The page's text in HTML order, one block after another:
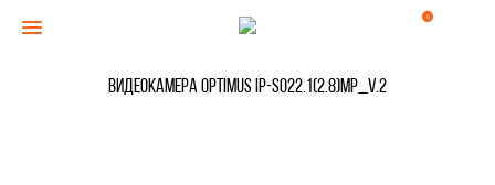
0
Видеокамера Optimus IP-S022.1(2.8)MP_V.2